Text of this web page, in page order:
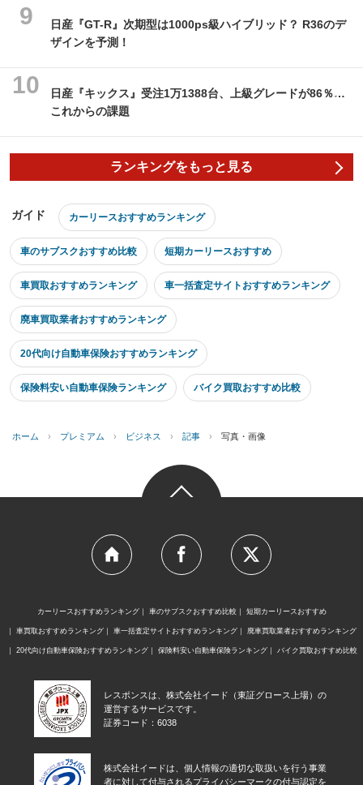
日産『GT-R』次期型は1000ps級ハイブリッド？ R36のデ
ザインを予測！
日産『キックス』受注1万1388台、上級グレードが86％…
これからの課題
ランキングをもっと見る
ガイド カーリースおすすめランキング
車のサブスクおすすめ比較 短期カーリースおすすめ
車買取おすすめランキング 車一括査定サイトおすすめランキング
廃車買取業者おすすめランキング
20代向け自動車保険おすすめランキング
保険料安い自動車保険ランキング バイク買取おすすめ比較
ホーム › プレミアム › ビジネス › 記事 › 写真・画像
カーリースおすすめランキング 車のサブスクおすすめ比較 短期カーリースおすすめ
車買取おすすめランキング 車一括査定サイトおすすめランキング 廃車買取業者おすすめランキング
20代向け自動車保険おすすめランキング 保険料安い自動車保険ランキング バイク買取おすすめ比較
レスポンスは、株式会社イード（東証グロース上場）の
運営するサービスです。
証券コード：6038
株式会社イードは、個人情報の適切な取扱いを行う事業
者に対して付与されるプライバシーマークの付与認定を